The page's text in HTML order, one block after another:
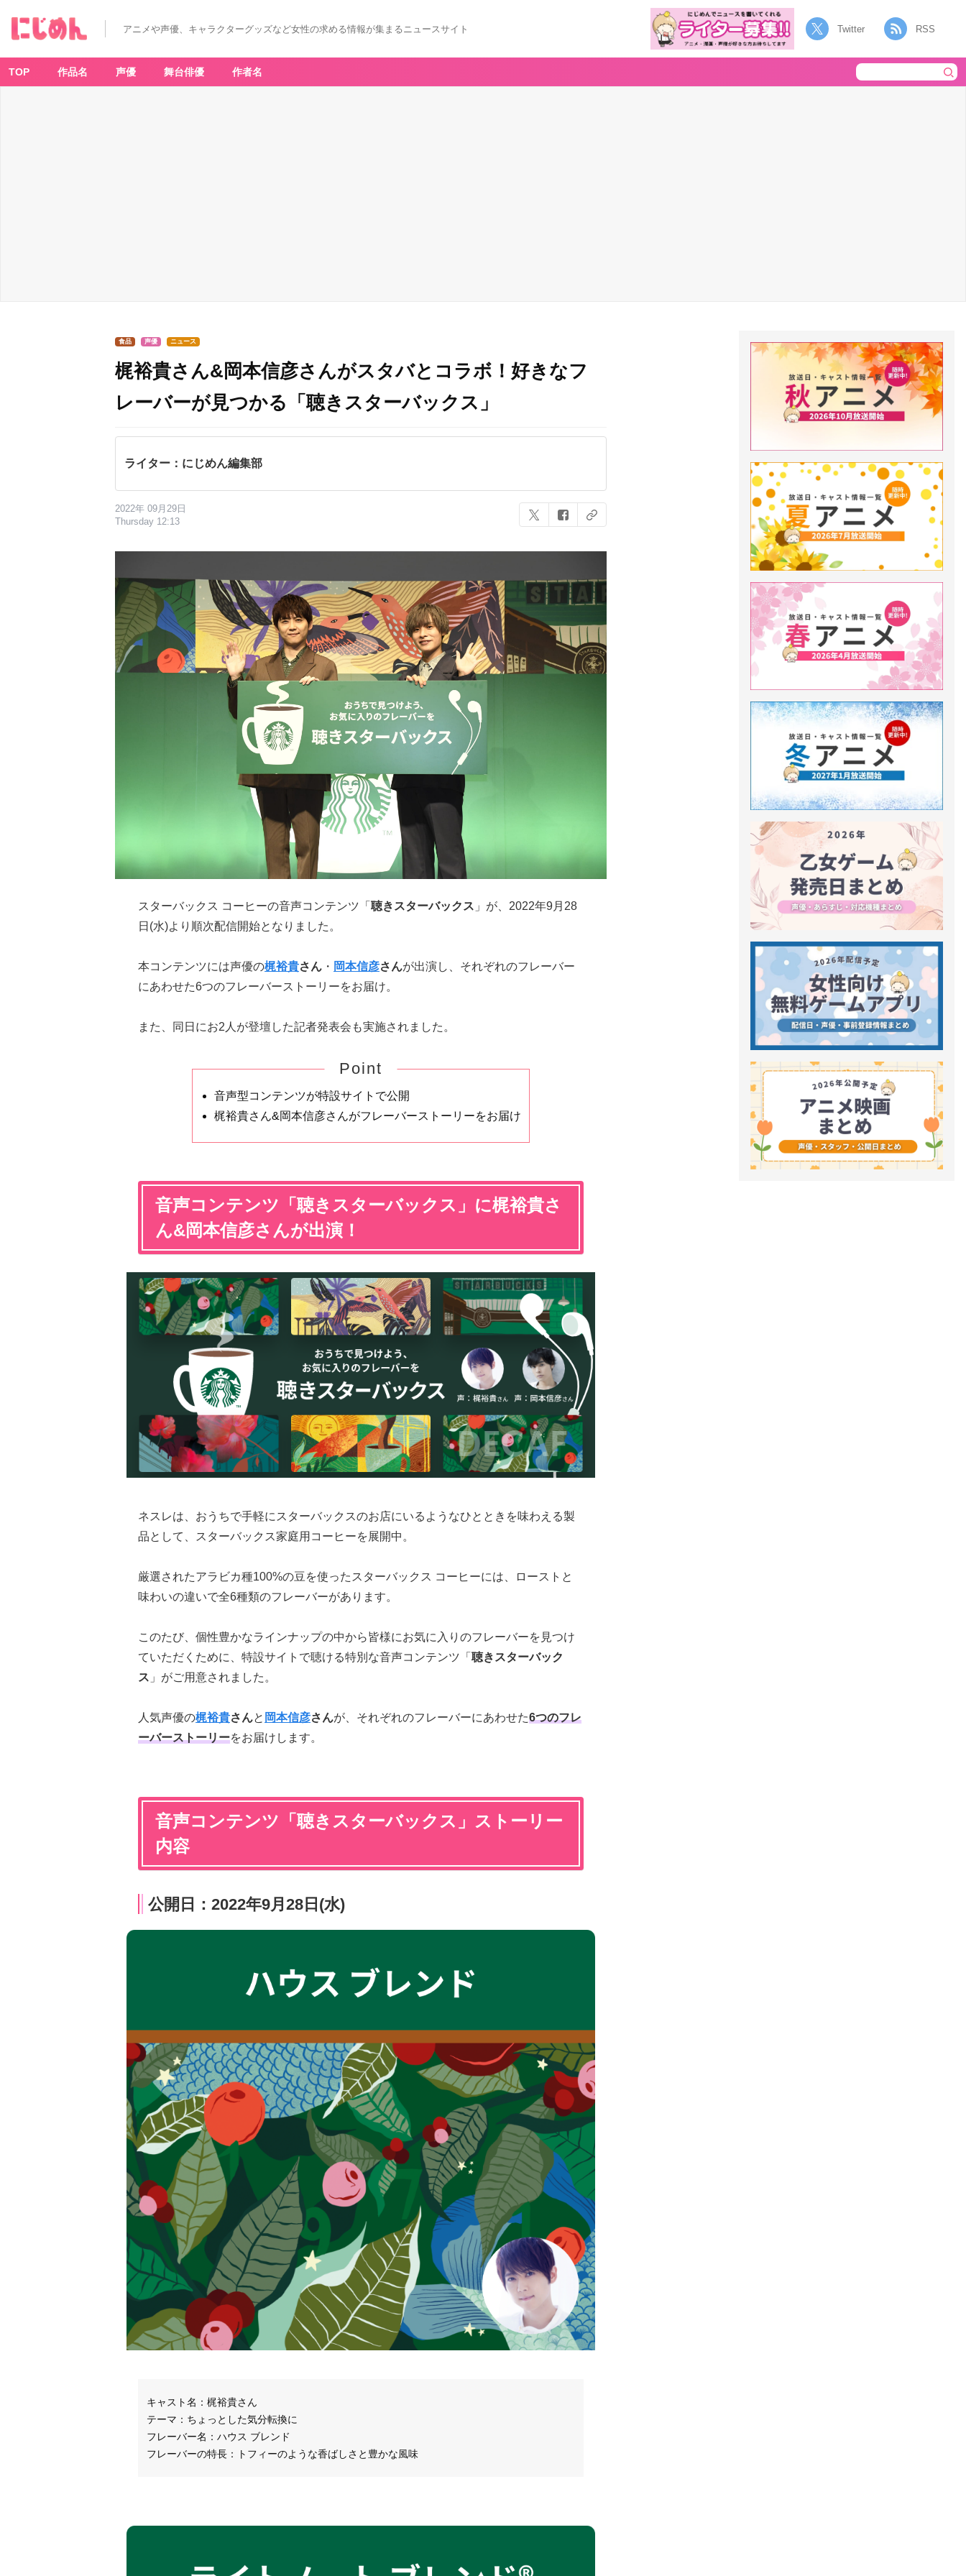
アニメや声優、キャラクターグッズなど女性の求める情報が集まるニュースサイト Twitter RSS
TOP 作品名 声優 舞台俳優 作者名
食品 声優 ニュース
梶裕貴さん&岡本信彦さんがスタバとコラボ！好きなフ
レーバーが見つかる「聴きスターバックス」
ライター：にじめん編集部
2022年 09月29日
Thursday 12:13
スターバックス コーヒーの音声コンテンツ「 聴きスターバックス 」が、2022年9月28
日(水)より順次配信開始となりました。
本コンテンツには声優の梶裕貴さん ・ 岡本信彦さんが出演し、それぞれのフレーバー
にあわせた6つのフレーバーストーリーをお届け。
また、同日にお2人が登壇した記者発表会も実施されました。
Point
音声型コンテンツが特設サイトで公開
梶裕貴さん&岡本信彦さんがフレーバーストーリーをお届け
音声コンテンツ「 聴きスターバックス 」に梶裕貴さ
ん&岡本信彦さんが出演！
ネスレは、おうちで手軽にスターバックスのお店にいるようなひとときを味わえる製
品として、スターバックス家庭用コーヒーを展開中。
厳選されたアラビカ種100%の豆を使ったスターバックス コーヒーには、ローストと
味わいの違いで全6種類のフレーバーがあります。
このたび、個性豊かなラインナップの中から皆様にお気に入りのフレーバーを見つけ
ていただくために、特設サイトで聴ける特別な音声コンテンツ「 聴きスターバック
ス 」がご用意されました。
人気声優の梶裕貴さんと 岡本信彦さんが、それぞれのフレーバーにあわせた6つのフレ
ーバーストーリーをお届けします。
音声コンテンツ「 聴きスターバックス 」ストーリー
内容
公開日：2022年9月28日(水)
キャスト名：梶裕貴さん
テーマ：ちょっとした気分転換に
フレーバー名：ハウス ブレンド
フレーバーの特長：トフィーのような香ばしさと豊かな風味